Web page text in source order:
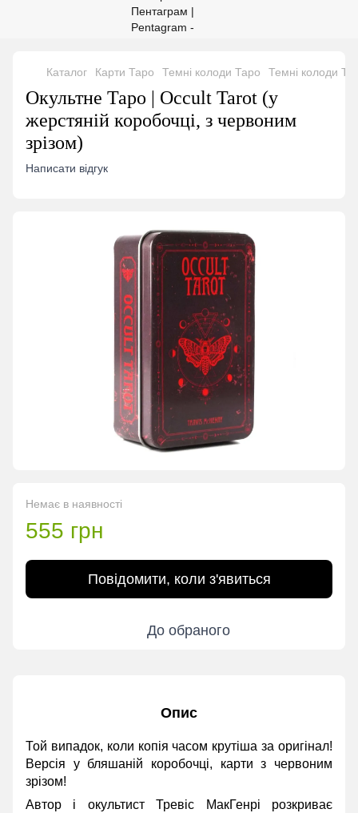
Каталог Карти Таро Темні колоди Таро Темні колоди
Окультне Таро | Occult Tarot (у
жерстяній коробочці, з червоним
зрізом)
Написати відгук
Немає в наявності
555 грн
Повідомити, коли з'явиться
До обраного
Опис
Той випадок, коли копія часом крутіша за оригінал!
Версія у бляшаній коробочці, карти з червоним
зрізом!
Автор і окультист Тревіс МакГенрі розкриває